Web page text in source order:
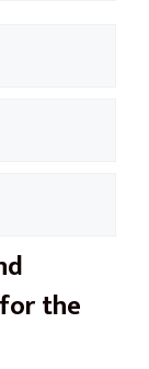
the